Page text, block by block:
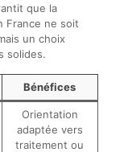
que la
France ne soit
un choix
solides.
Bénéfices
Orientation
adaptée vers
traitement ou